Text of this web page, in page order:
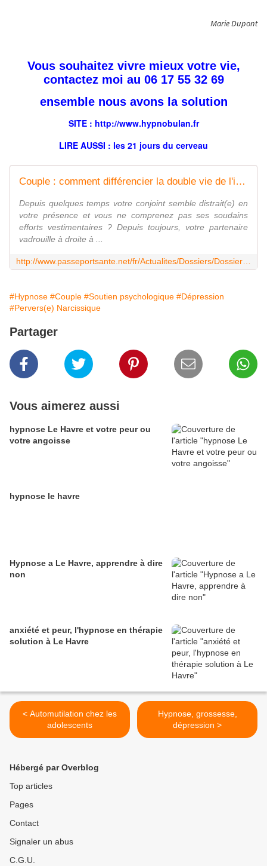
Marie Dupont
Vous souhaitez vivre mieux votre vie,
contactez moi au 06 17 55 32 69
ensemble nous avons la solution
SITE : http://www.hypnobulan.fr
LIRE AUSSI : les 21 jours du cerveau
Couple : comment différencier la double vie de l'infidélité ?
Depuis quelques temps votre conjoint semble distrait(e) en
votre présence et vous ne comprenez pas ses soudains
efforts vestimentaires ? Depuis toujours, votre partenaire
vadrouille à droite à ...
#Hypnose #Couple #Soutien psychologique #Dépression
#Pervers(e) Narcissique
Partager
Vous aimerez aussi
hypnose Le Havre et votre peur ou
votre angoisse
hypnose le havre
Hypnose a Le Havre, apprendre à dire
non
anxiété et peur, l'hypnose en thérapie
solution à Le Havre
< Automutilation chez les
adolescents
Hypnose, grossesse,
dépression >
Hébergé par Overblog
Top articles
Pages
Contact
Signaler un abus
C.G.U.